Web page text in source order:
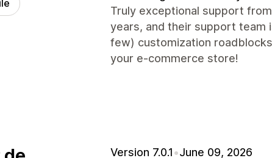
Truly exceptional support
years, and their support team
few) customization
your e-commerce store!
Version 7.0.1•June 09, 2026